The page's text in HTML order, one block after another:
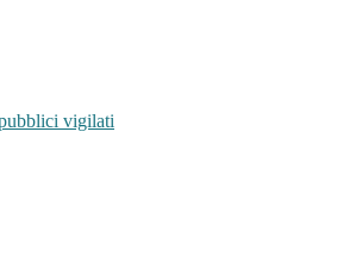
vigilati